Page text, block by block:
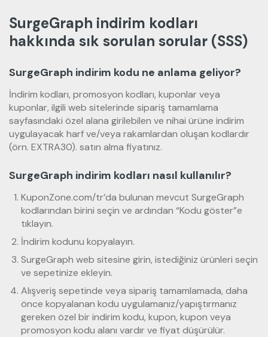
SurgeGraph indirim kodları
hakkında sık sorulan sorular (SSS)
SurgeGraph indirim kodu ne anlama geliyor?
İndirim kodları, promosyon kodları, kuponlar veya
kuponlar, ilgili web sitelerinde sipariş tamamlama
sayfasındaki özel alana girilebilen ve nihai ürüne indirim
uygulayacak harf ve/veya rakamlardan oluşan kodlardır
(örn. EXTRA30). satın alma fiyatınız.
SurgeGraph indirim kodları nasıl kullanılır?
KuponZone.com/tr’da bulunan mevcut SurgeGraph
kodlarından birini seçin ve ardından “Kodu göster”e
tıklayın.
İndirim kodunu kopyalayın.
SurgeGraph web sitesine girin, istediğiniz ürünleri seçin
ve sepetinize ekleyin.
Alışveriş sepetinde veya sipariş tamamlamada, daha
önce kopyalanan kodu uygulamanız/yapıştırmanız
gereken özel bir indirim kodu, kupon, kupon veya
promosyon kodu alanı vardır ve fiyat düşürülür.